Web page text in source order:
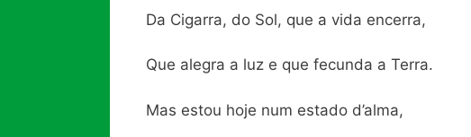
Da Cigarra, do Sol, que a vida encerra,
Que alegra a luz e que fecunda a Terra.
Mas estou hoje num estado d’alma,